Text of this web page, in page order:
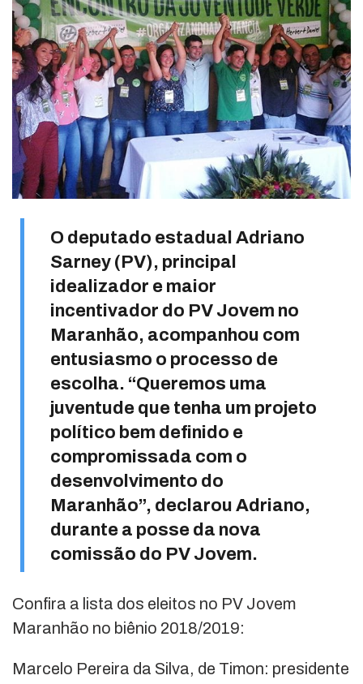
O deputado estadual Adriano
Sarney (PV), principal
idealizador e maior
incentivador do PV Jovem no
Maranhão, acompanhou com
entusiasmo o processo de
escolha. “Queremos uma
juventude que tenha um projeto
político bem definido e
compromissada com o
desenvolvimento do
Maranhão”, declarou Adriano,
durante a posse da nova
comissão do PV Jovem.
Confira a lista dos eleitos no PV Jovem
Maranhão no biênio 2018/2019:
Marcelo Pereira da Silva, de Timon: presidente